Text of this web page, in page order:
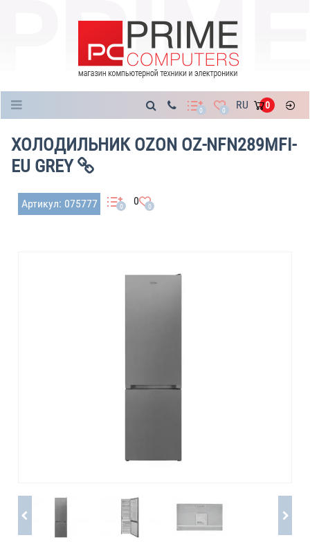
0 0 RU 0
ХОЛОДИЛЬНИК OZON OZ-NFN289MFI-
EU GREY
Артикул: 075777 0 0 0